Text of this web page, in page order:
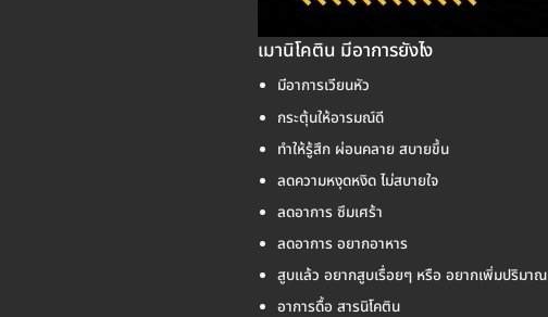
เมานิโคติน มีอาการยังไง
มีอาการเวียนหัว
กระตุ้นให้อารมณ์ดี
ทำให้รู้สึก ผ่อนคลาย สบายขึ้น
ลดความหงุดหงิด ไม่สบายใจ
ลดอาการ ซึมเศร้า
ลดอาการ อยากอาหาร
สูบแล้ว อยากสูบเรื่อยๆ หรือ อยากเพิ่มปริมาณ
อาการดื้อ สารนิโคติน